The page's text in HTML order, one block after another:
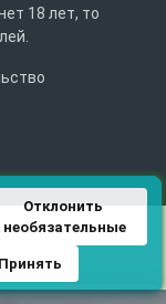
18 лет, то
Отклонить
необязательные
Принять